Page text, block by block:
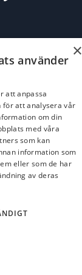
AB
×
använder
att anpassa
för att analysera vår
om din
med våra
som kan
information som
eller som de har
av deras